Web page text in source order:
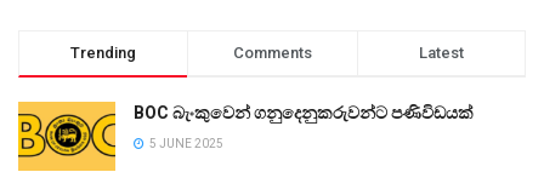
Trending Comments Latest
BOC බැංකුවෙන් ගනුදෙනුකරුවන්ට පණිවිඩයක්
5 JUNE 2025